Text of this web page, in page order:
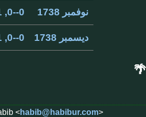
نوفمبر 1738 0--0, 1151
ديسمبر 1738 0--0, 1151
🌴
<habib@habibur.com>